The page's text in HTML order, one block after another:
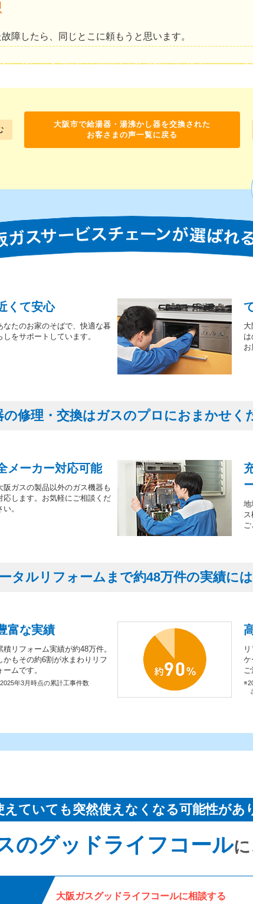
障したら、同じとこに頼もうと思います。
大阪市で給湯器・湯沸かし器を交換された
お客さまの声一覧に戻る
くて安心
なたのお家のそばで、快適な暮
しをサポートしています。
お
の修理・交換はガスのプロにおまかせく
メーカー対応可能
阪ガスの製品以外のガス機器も
応します。お気軽にご相談くだ
い。
地
ご
タルリフォームまで約48万件の実績には
富な実績
積リフォーム実績が約48万件。
かもその約6割が水まわりリフ
ームです。
年3月時点の累計工事件数
ケ
ご
えていても突然使えなくなる可能性があ
のグッドライフコール
大阪ガスグッドライフコールに相談する